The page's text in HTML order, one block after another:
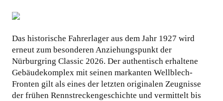
Das historische Fahrerlager aus dem Jahr 1927 wird
erneut zum besonderen Anziehungspunkt der
Nürburgring Classic 2026. Der authentisch erhaltene
Gebäudekomplex mit seinen markanten Wellblech-
Fronten gilt als eines der letzten originalen Zeugnisse
der frühen Rennstreckengeschichte und vermittelt bis